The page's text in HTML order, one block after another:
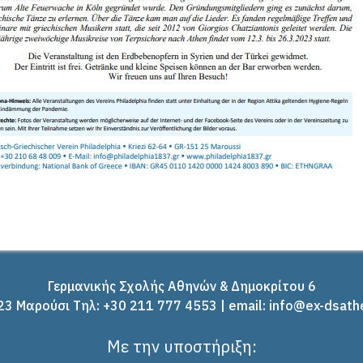
Γερμανικής Σχολής Αθηνών & Δημοκρίτου 6
Μαρούσι Tηλ: +30 211 777 4553 | email: info@ex-
Με την υποστήριξη: